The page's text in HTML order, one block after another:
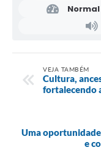
VEJA TAMBÉM
Cultura,
fortalecendo
Uma
e